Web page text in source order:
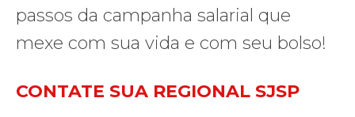
passos da campanha salarial que
mexe com sua vida e com seu bolso!
CONTATE SUA REGIONAL SJSP